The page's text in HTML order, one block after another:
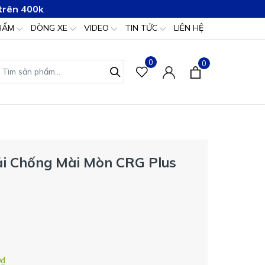
400k
DÒNG XE VIDEO TIN TỨC LIÊN HỆ
0 0
Chống Mài Mòn CRG Plus